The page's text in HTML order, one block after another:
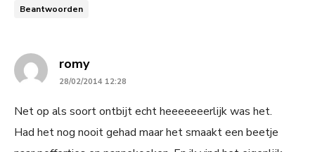
Beantwoorden
romysays:
28/02/2014 12:28
Net op als soort ontbijt echt heeeeeeerlijk was het.
Had het nog nooit gehad maar het smaakt een beetje